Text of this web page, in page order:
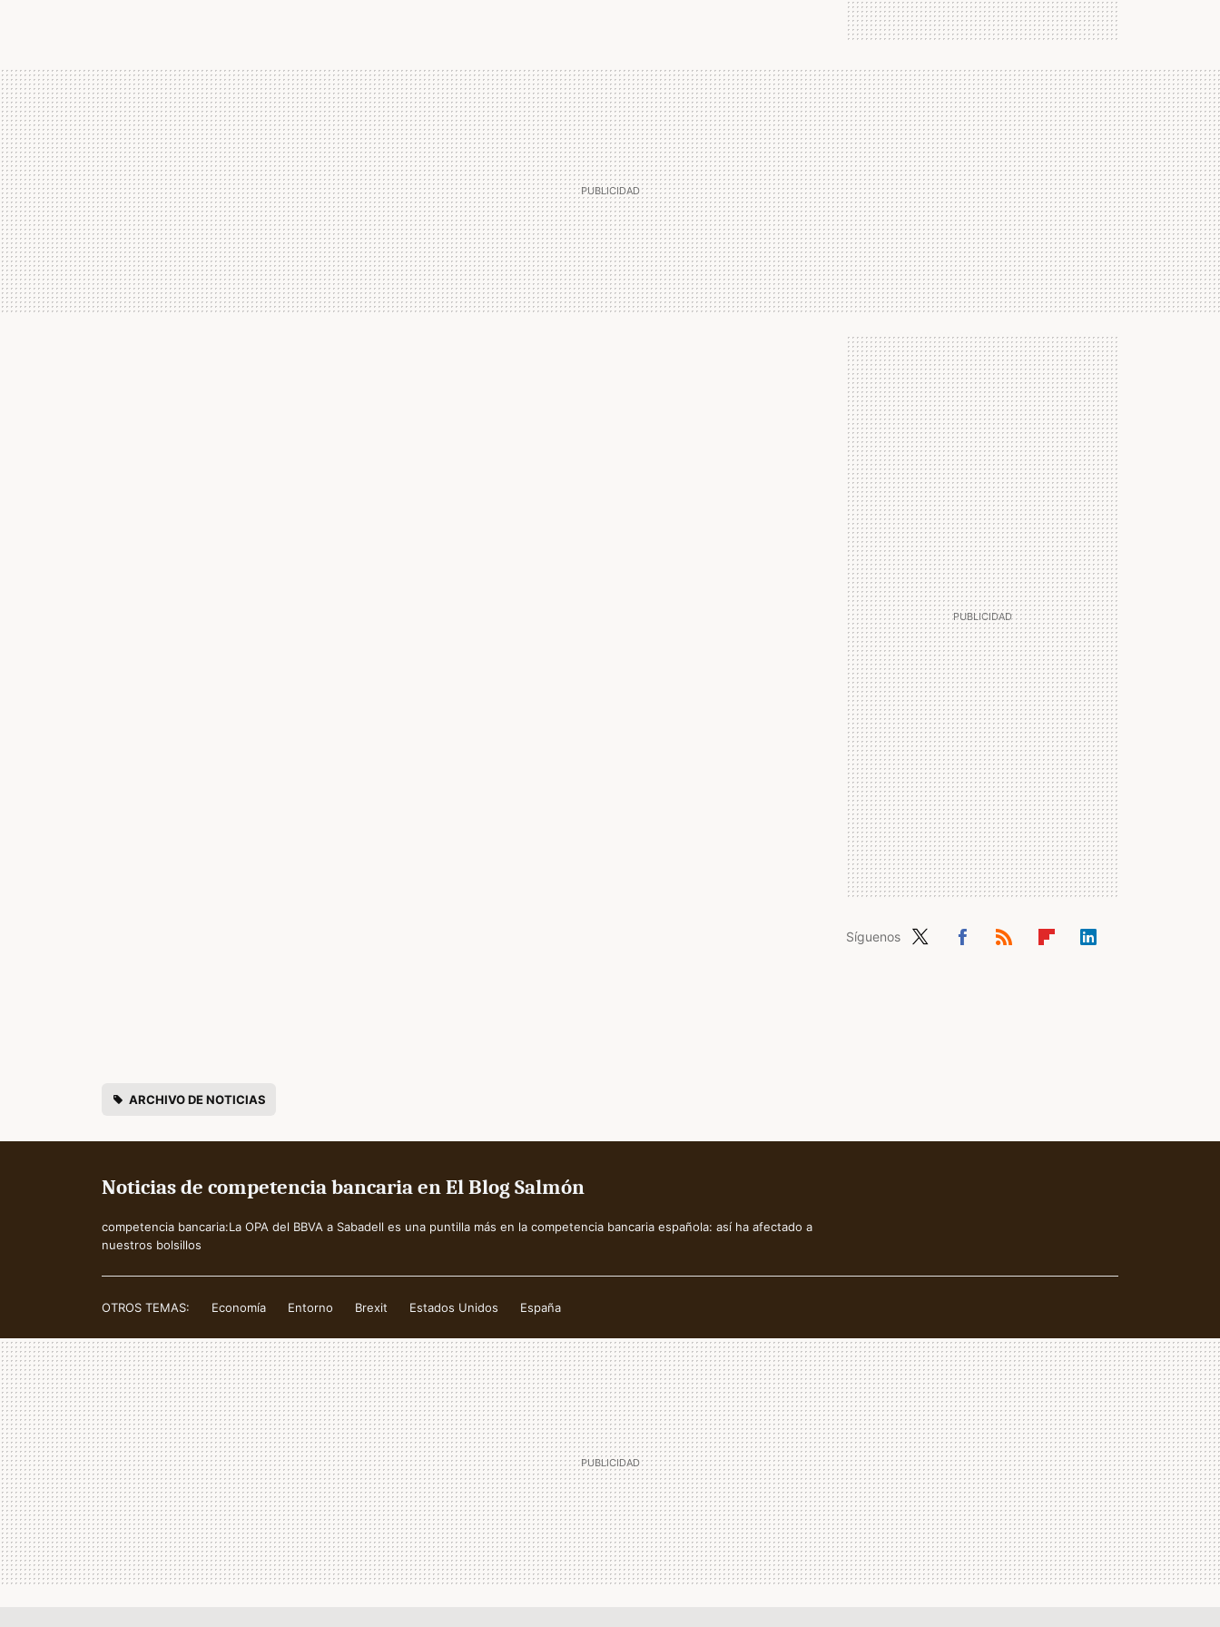
Síguenos
ARCHIVO DE NOTICIAS
Noticias de competencia bancaria en El Blog Salmón
competencia bancaria:La OPA del BBVA a Sabadell es una puntilla más en la competencia bancaria española: así ha afectado a
nuestros bolsillos
OTROS TEMAS: Economía Entorno Brexit Estados Unidos España